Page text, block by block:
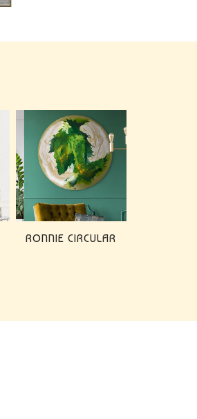
RONNIE CIRCULAR